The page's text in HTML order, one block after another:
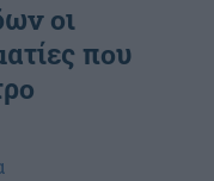
οι
που